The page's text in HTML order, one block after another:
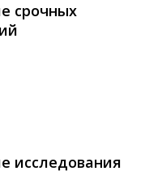
срочных
исследования